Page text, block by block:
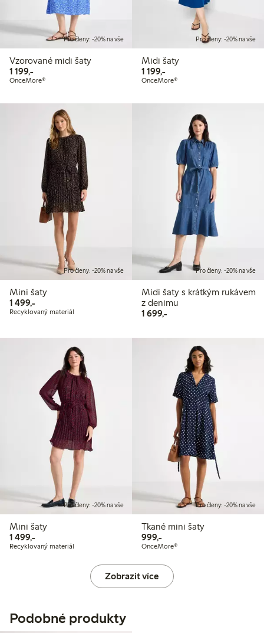
Pro členy: -20% na vše
Vzorované midi šaty
1 199,-1 199,00 Kč
OnceMore®
Pro členy: -20% na vše
Midi šaty
1 199,-1 199,00 Kč
OnceMore®
Pro členy: -20% na vše
Mini šaty
1 499,-1 499,00 Kč
Recyklovaný materiál
Pro členy: -20% na vše
Midi šaty s krátkým rukávem
z denimu
1 699,-1 699,00 Kč
Pro členy: -20% na vše
Mini šaty
1 499,-1 499,00 Kč
Recyklovaný materiál
Pro členy: -20% na vše
Tkané mini šaty
999,-999,00 Kč
OnceMore®
Zobrazit více
Podobné produkty